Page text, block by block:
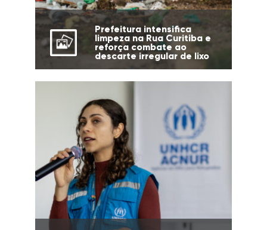
Prefeitura intensifica
limpeza na Rua Curitiba e
reforça combate ao
descarte irregular de lixo